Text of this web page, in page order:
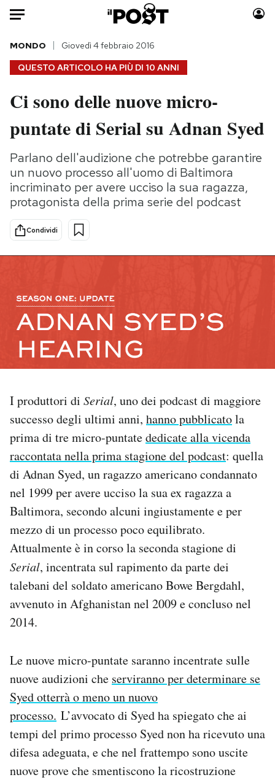
Auto
HOME
Italia
Politica
Tecnologia
Internet
Scienza
Cultura
Economia
Moda
Consumismi
Storie/Idee
Ok Boomer!
Media
Europa
PODCAST
NEWSLETTER
SHOP
CALENDARIO
AREA PERSONALE
Area Personale
Newsletter
Regala il Post
Hai bisogno di aiuto?
Esci
QUESTO ARTICOLO HA PIÙ DI 10 ANNI
MONDO Giovedì 4 febbraio 2016
Ci sono delle nuove micro-
puntate di Serial su Adnan Syed
Parlano dell'audizione che potrebbe garantire
un nuovo processo all'uomo di Baltimora
incriminato per avere ucciso la sua ragazza,
protagonista della prima serie del podcast
Condividi
I produttori di Serial, uno dei podcast di maggiore
successo degli ultimi anni, hanno pubblicatola
prima di tre micro-puntatededicate alla vicenda
raccontata nella prima stagione del podcast: quella
di Adnan Syed, un ragazzo americano condannato
nel 1999 per avere ucciso la sua ex ragazza a
Baltimora, secondo alcuni ingiustamente e per
mezzo di un processo poco equilibrato.
Attualmente è in corso la seconda stagione di
Serial, incentrata sul rapimento da parte dei
talebani del soldato americano Bowe Bergdahl,
avvenuto in Afghanistan nel 2009 e concluso nel
2014.
Le nuove micro-puntate saranno incentrate sulle
nuove audizioni che serviranno per determinare se
Syed otterrà o meno un nuovo
processo. L’avvocato di Syed ha spiegato che ai
tempi del primo processo Syed non ha ricevuto una
difesa adeguata, e che nel frattempo sono uscite
nuove prove che smentiscono la ricostruzione